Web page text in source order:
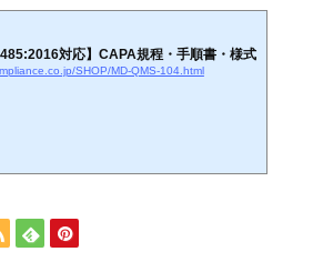
対応】CAPA規程・手順書・様式
SHOP/MD-QMS-104.html